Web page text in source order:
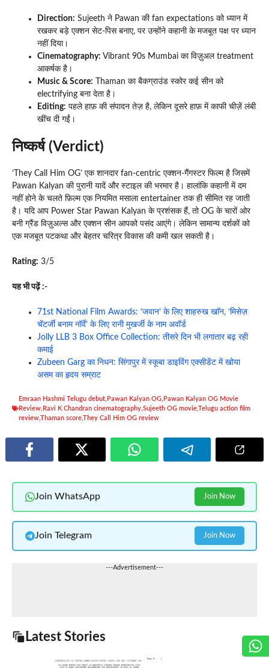
Direction: Sujeeth ने Pawan की fan expectations को ध्यान में
रखकर बड़े एक्शन सेट-पिस बनाए, पर उन्होंने कहानी के मजबूत पक्ष पर ध्यान
नहीं दिया।
Cinematography: Vibrant 90s Mumbai का विज़ुअल treatment
आकर्षक है।
Music & Score: Thaman का बैकग्राउंड स्कोर कई सीन को
electrifying बना देता है।
Editing: पहले हाफ़ की संपादन तेज़ है, लेकिन दूसरे हाफ़ में काफी चीज़ें लंबी
खींच दी गईं।
निष्कर्ष (Verdict)
‘They Call Him OG’ एक शानदार fan-centric एक्शन-गैंगस्टर फिल्म है जिसमें
Pawan Kalyan की पुरानी यादें और स्टाइल की भरमार है। हालांकि कहानी में दम
नहीं होने के चलते फ़िल्म एक नियमित मसाला entertainer तक ही सीमित रह जाती
है। यदि आप Power Star Pawan Kalyan के प्रशंसक हैं, तो OG के चारों ओर
बनी ग्रैंड विज़ुअल्स और एक्शन सीन आपको पसंद आएंगे। लेकिन सामान्य दर्शकों को
एक मजबूत पटकथा और बेहतर चरित्र विकास की कमी खल सकती है।
Rating: 3/5
यह भी पढ़ें :-
71st National Film Awards: ‘जवान’ के लिए शाहरुख खाॅन, ‘मिसेज़
चॅटर्जी बनाम नॉर्वे’ के लिए रानी मुखर्जी के नाम अवॉर्ड
Jolly LLB 3 Box Office Collection: तीसरे दिन भी लगातार बढ़ रही
कमाई
Zubeen Garg का निधन: सिंगापुर में स्कूबा डाइविंग एक्सीडेंट में खोया
असम का हृदय सम्राट
Emraan Hashmi Telugu debut Pawan Kalyan OG Pawan Kalyan OG Movie
Review Ravi K Chandran cinematography Sujeeth OG movieTelugu action film
reviewThaman scoreThey Call Him OG review
Join WhatsApp Join Now
Join Telegram Join Now
---Advertisement---
Latest Stories